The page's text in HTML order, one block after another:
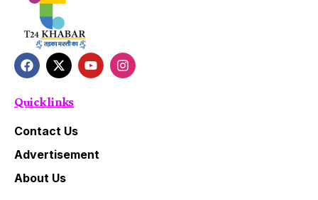
Quick links
Contact Us
Advertisement
About Us